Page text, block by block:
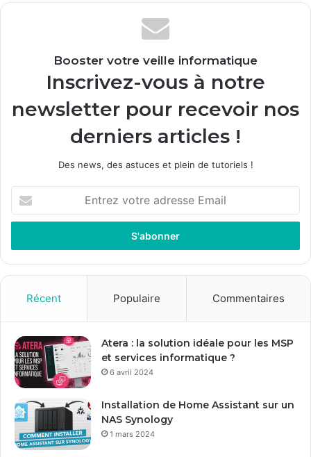
Booster votre veille informatique
Inscrivez-vous à notre
newsletter pour recevoir nos
derniers articles !
Des news, des astuces et plein de tutoriels !
t
e
z
r
e
a
d
s
e
Récent Populaire Commentaires
Atera : la solution idéale pour les MSP
et services informatique ?
6 avril 2024
Installation de Home Assistant sur un
NAS Synology
1 mars 2024